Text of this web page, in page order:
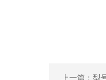
上一篇： 型